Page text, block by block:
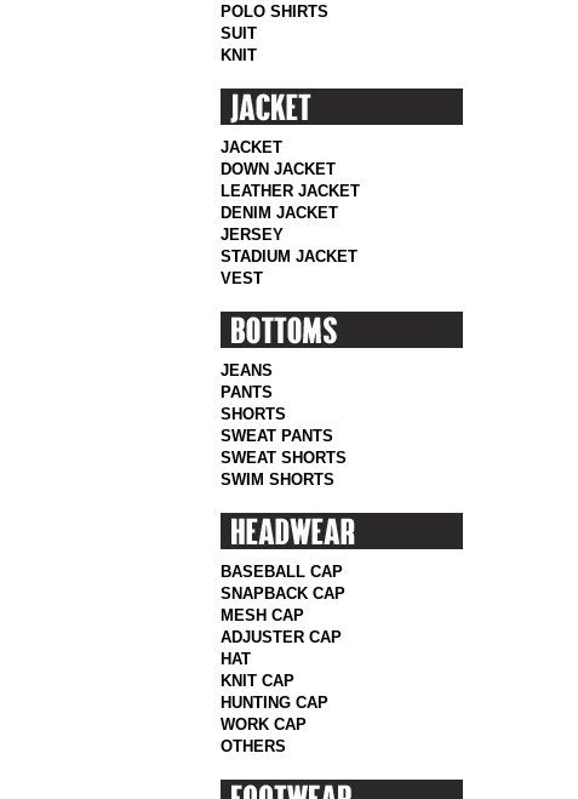
POLO SHIRTS
SUIT
KNIT
JACKET
DOWN JACKET
LEATHER JACKET
DENIM JACKET
JERSEY
STADIUM JACKET
VEST
JEANS
PANTS
SHORTS
SWEAT PANTS
SWEAT SHORTS
SWIM SHORTS
BASEBALL CAP
SNAPBACK CAP
MESH CAP
ADJUSTER CAP
HAT
KNIT CAP
HUNTING CAP
WORK CAP
OTHERS